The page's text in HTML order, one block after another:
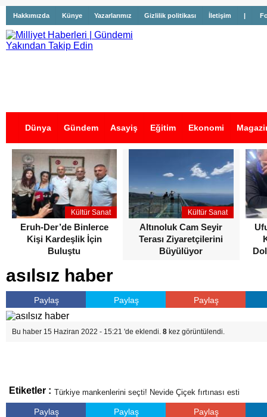
Hakkımızda Künye Yazarlarımız Gizlilik politikası İletişim |
Dünya Gündem Asayiş Eğitim Ekonomi
İş İlanları
Kültür Sanat
Eruh-Der’de Binlerce
Kişi Kardeşlik İçin
Buluştu
Kültür Sanat
Altınoluk Cam Seyir
Terası Ziyaretçilerini
Büyülüyor
asılsız haber
Paylaş Paylaş Paylaş
Bu haber 15 Haziran 2022 - 15:21 'de eklendi. 8 kez görüntülendi.
Etiketler : Türkiye mankenlerini seçti! Nevide Çiçek fırtınası esti
Paylaş Paylaş Paylaş